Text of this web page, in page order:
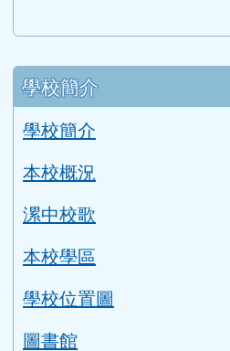
link to http://link to http://
link tolink
link to http://
link to http://link to http://
link tolink
link to http://
link to https://
link to https://
link to http://
link to https://
link to https://
link to https://care.tyc.edu.tw/
link to https://
左邊區域內容
學校簡介